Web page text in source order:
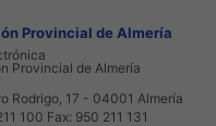
Provincial de Almería
Provincial de Almería
Rodrigo, 17 - 04001 Almería
100 Fax: 950 211 131